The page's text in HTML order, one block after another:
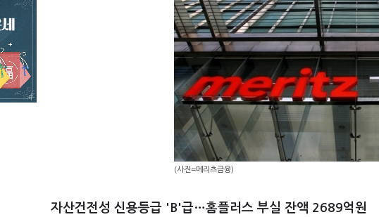
(사진=메리츠금융)
자산건전성 신용등급 'B'급…홈플러스 부실 잔액 2689억원